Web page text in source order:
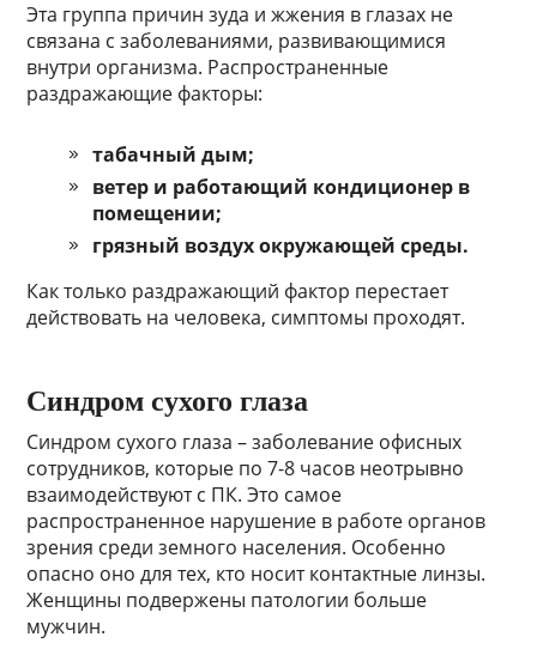
Эта группа причин зуда и жжения в глазах не
связана с заболеваниями, развивающимися
внутри организма. Распространенные
раздражающие факторы:
табачный дым;
ветер и работающий кондиционер в
помещении;
грязный воздух окружающей среды.
Как только раздражающий фактор перестает
действовать на человека, симптомы проходят.
Синдром сухого глаза
Синдром сухого глаза – заболевание офисных
сотрудников, которые по 7-8 часов неотрывно
взаимодействуют с ПК. Это самое
распространенное нарушение в работе органов
зрения среди земного населения. Особенно
опасно оно для тех, кто носит контактные линзы.
Женщины подвержены патологии больше
мужчин.